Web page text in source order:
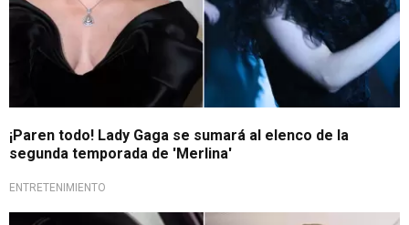
¡Paren todo! Lady Gaga se sumará al elenco de la
segunda temporada de 'Merlina'
ENTRETENIMIENTO